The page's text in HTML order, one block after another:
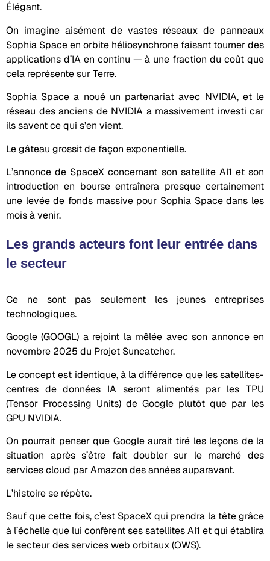
Élégant.
On imagine aisément de vastes réseaux de panneaux
Sophia Space en orbite héliosynchrone faisant tourner des
applications d’IA en continu — à une fraction du coût que
cela représente sur Terre.
Sophia Space a noué un partenariat avec NVIDIA, et le
réseau des anciens de NVIDIA a massivement investi car
ils savent ce qui s’en vient.
Le gâteau grossit de façon exponentielle.
L’annonce de SpaceX concernant son satellite AI1 et son
introduction en bourse entraînera presque certainement
une levée de fonds massive pour Sophia Space dans les
mois à venir.
Les grands acteurs font leur entrée dans
le secteur
Ce ne sont pas seulement les jeunes entreprises
technologiques.
Google (GOOGL) a rejoint la mêlée avec son annonce en
novembre 2025 du Projet Suncatcher.
Le concept est identique, à la différence que les satellites-
centres de données IA seront alimentés par les TPU
(Tensor Processing Units) de Google plutôt que par les
GPU NVIDIA.
On pourrait penser que Google aurait tiré les leçons de la
situation après s’être fait doubler sur le marché des
services cloud par Amazon des années auparavant.
L’histoire se répète.
Sauf que cette fois, c’est SpaceX qui prendra la tête grâce
à l’échelle que lui confèrent ses satellites AI1 et qui établira
le secteur des services web orbitaux (OWS).